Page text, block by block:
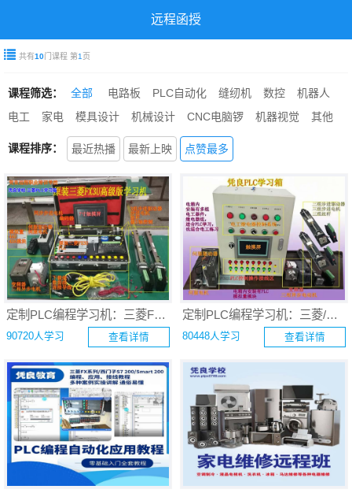
远程函授
共有10门课程 第1 页
课程筛选： 全部 电路板 PLC自动化 缝纫机 数控
机器人
电工
家电 模具设计 机械设计 CNC电脑锣 机器视觉 其他
课程排序： 最近热播 最新上映 点赞最多
定制PLC编程学习机：三菱FX3U PLC编程自动化应用学习箱
90720人学习 查看详情
定制PLC编程学习机：三菱/西门子PLC编程与电工实践综合学习箱升级版 自动化学习机
80448人学习 查看详情